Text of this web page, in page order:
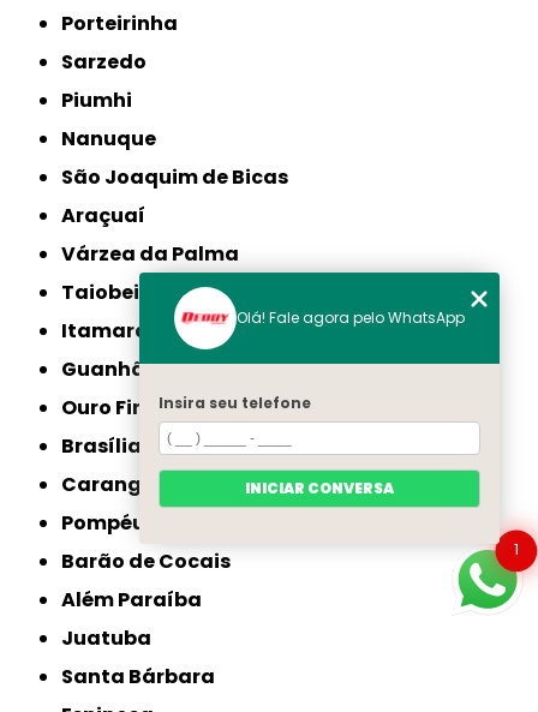
Porteirinha
Sarzedo
Piumhi
Nanuque
São Joaquim de Bicas
Araçuaí
Várzea da Palma
Taiobeiras
Itamarandiba
Guanhães
Ouro Fino
Brasília de Minas
Carangola
Pompéu
Barão de Cocais
Além Paraíba
Juatuba
Santa Bárbara
1
Olá! Fale agora pelo WhatsApp
Insira seu telefone
INICIAR CONVERSA